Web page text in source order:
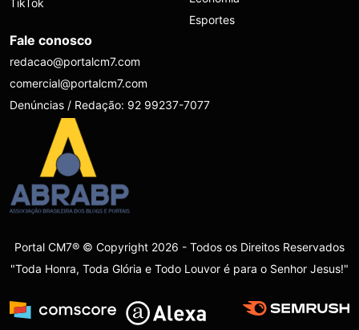
TikTok
Esportes
Fale conosco
redacao@portalcm7.com
comercial@portalcm7.com
Denúncias / Redação: 92 99237-7077
Portal CM7® © Copyright 2026 - Todos os Direitos Reservados
"Toda Honra, Toda Glória e Todo Louvor é para o Senhor Jesus!"